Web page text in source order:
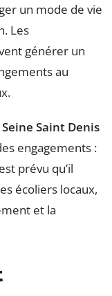
un mode de vie
Les
générer un
au
Saint Denis
engagements :
prévu qu’il
écoliers locaux,
et la